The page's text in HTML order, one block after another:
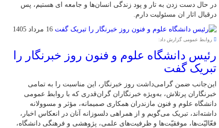
در حال دست زدن به تار و پود زندگی انسان‌ها و جامعه ای هستیم، پس
درقبال اثار ان مسئولیت دارم.
16 مرداد 1405
روابط عمومی گزارش داد:
رئیس دانشگاه علوم و فنون روز خبرنگار را
تبریک گفت
این‌جانب ضمن گرامی‌داشت روز خبرنگار، این مناسبت را به تمامی
خبرنگاران پرتلاش، به‌ویژه خبرنگاران گران‌قدری که با روابط عمومی
دانشگاه علوم و فنون مازندران همکاری صمیمانه، مؤثر و مسوولانه
داشته‌اند، تبریک می‌گویم و از همراهی دلسوزانه آنان در انعکاس اخبار،
فعّالیّت‌ها، موفقیّت‌ها و ظرفیت‌های علمی، پژوهشی و فرهنگی دانشگاه،